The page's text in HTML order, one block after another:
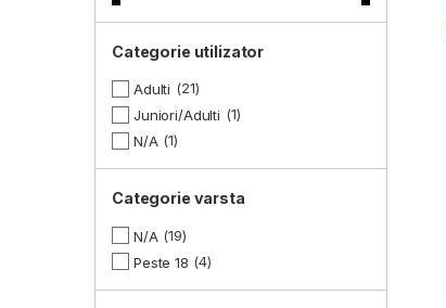
Categorie utilizator
Adulti
21
Juniori/Adulti
1
N/A 1
Categorie varsta
N/A 19
Peste 18
4